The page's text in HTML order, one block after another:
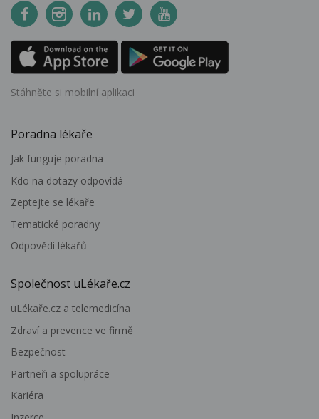
Stáhněte si mobilní aplikaci
Poradna lékaře
Jak funguje poradna
Kdo na dotazy odpovídá
Zeptejte se lékaře
Tematické poradny
Odpovědi lékařů
Společnost uLékaře.cz
uLékaře.cz a telemedicína
Zdraví a prevence ve firmě
Bezpečnost
Partneři a spolupráce
Kariéra